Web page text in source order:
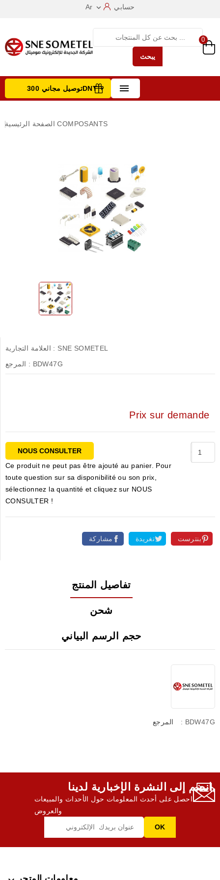
Ar  حسابي
يبحث
0
 توصيل مجاني 300DNT +
الصفحة الرئيسية COMPOSANTS
العلامة التجارية : SNE SOMETEL
المرجع : BDW47G
Prix sur demande
NOUS CONSULTER
Ce produit ne peut pas être ajouté au panier. Pour
toute question sur sa disponibilité ou son prix,
sélectionnez la quantité et cliquez sur NOUS
CONSULTER !
مشاركة تغريدة بنترست
تفاصيل المنتج
شحن
حجم الرسم البياني
المرجع : BDW47G
انضم إلى النشرة الإخبارية لدينا,
احصل على أحدث المعلومات حول الأحداث والمبيعات
والعروض